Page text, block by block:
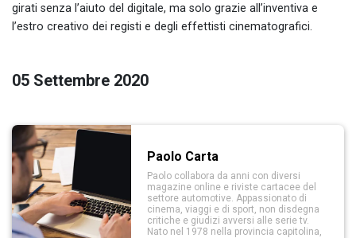
girati senza l’aiuto del digitale, ma solo grazie all’inventiva e
l’estro creativo dei registi e degli effettisti cinematografici.
05 Settembre 2020
Paolo Carta
Paolo collabora da anni con diversi
magazine online e riviste cartacee del
settore automotive. Appassionato di
cinema, viaggi e di sport, non disdegna
critiche e giudizi avversi alle serie tv.
Nato nel 1978 nella provincia capitolina,